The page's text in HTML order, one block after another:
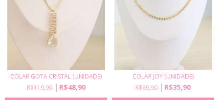
COLAR GOTA CRISTAL (UNIDADE)
R$119,90
R$48,90
COLAR JOY (UNIDADE)
R$69,90
R$35,90